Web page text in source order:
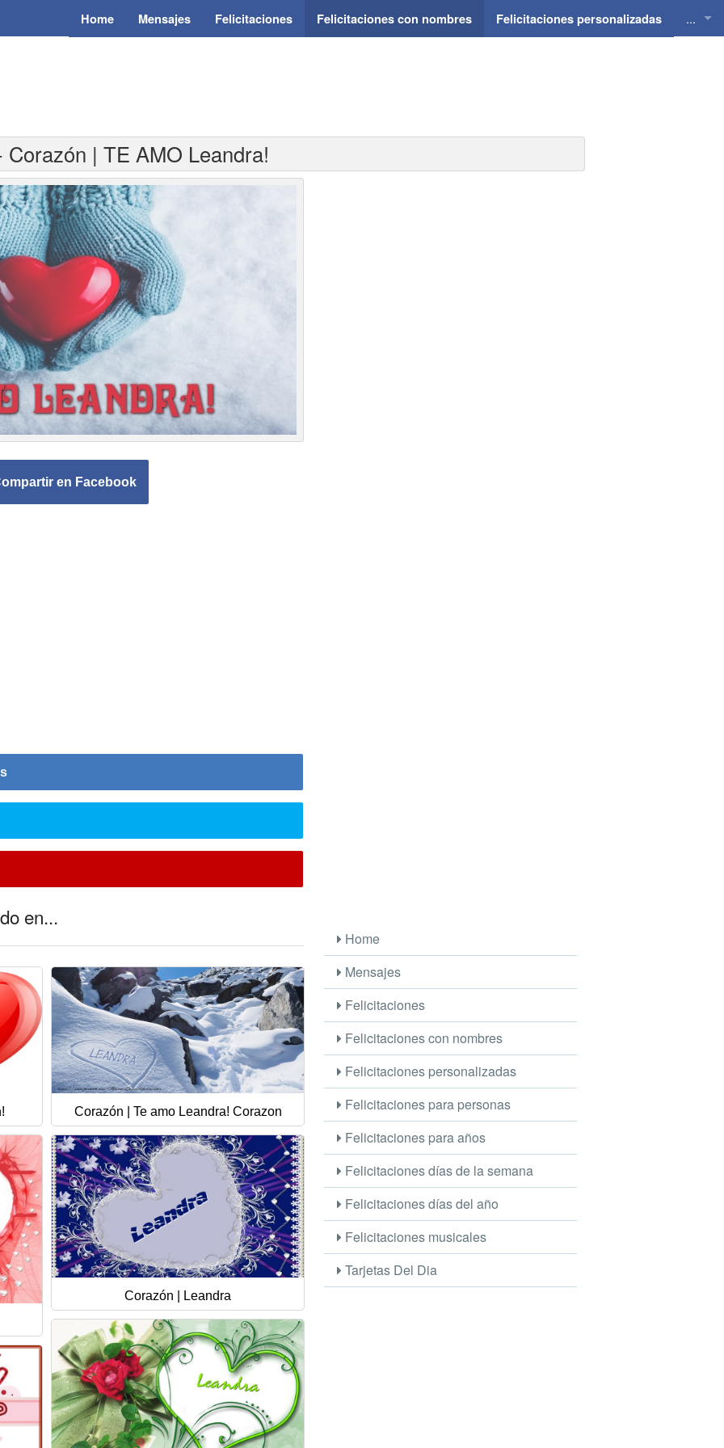
Home Mensajes Felicitaciones Felicitaciones con nombres Felicitaciones personalizadas ...
| TE AMO Leandra!
en Facebook
en...
Corazón | Te amo Leandra! Corazon
Corazón | Leandra
Home
Mensajes
Felicitaciones
Felicitaciones con nombres
Felicitaciones personalizadas
Felicitaciones para personas
Felicitaciones para años
Felicitaciones días de la semana
Felicitaciones días del año
Felicitaciones musicales
Tarjetas Del Dia